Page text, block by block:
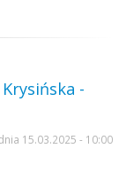
-
15.03.2025 - 10:00